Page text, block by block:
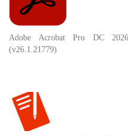
Adobe Acrobat Pro DC 2026
(v26.1.21779)